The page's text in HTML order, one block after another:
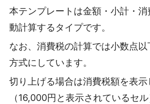
本テンプレートは金額・小計・消
動計算するタイプです。
なお、消費税の計算では小数点
方式にしています。
切り上げる場合は消費税額を表
（16,000円と表示されているセ